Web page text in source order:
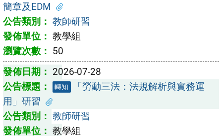
簡章及EDM
教師研習
教學組
50
2026-07-28
轉知
「勞動三法：法規解析與實務運
用」研習
教師研習
教學組